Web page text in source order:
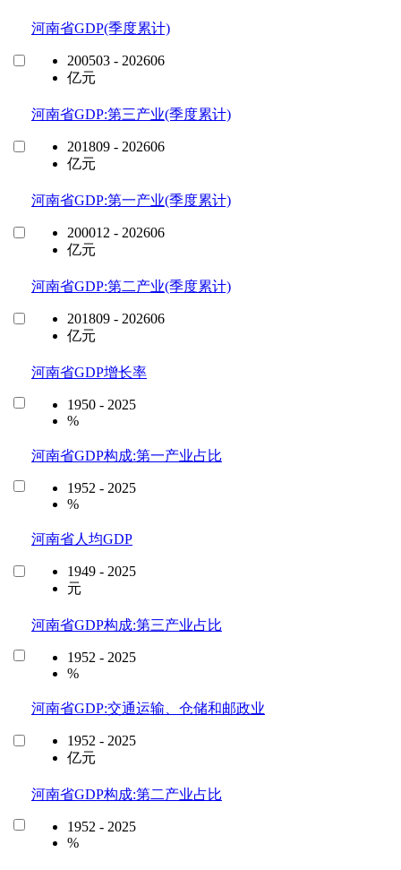
河南省GDP(季度累计)
200503 - 202606
亿元
河南省GDP:第三产业(季度累计)
201809 - 202606
亿元
河南省GDP:第一产业(季度累计)
200012 - 202606
亿元
河南省GDP:第二产业(季度累计)
201809 - 202606
亿元
河南省GDP增长率
1950 - 2025
%
河南省GDP构成:第一产业占比
1952 - 2025
%
河南省人均GDP
1949 - 2025
元
河南省GDP构成:第三产业占比
1952 - 2025
%
河南省GDP:交通运输、仓储和邮政业
1952 - 2025
亿元
河南省GDP构成:第二产业占比
1952 - 2025
%